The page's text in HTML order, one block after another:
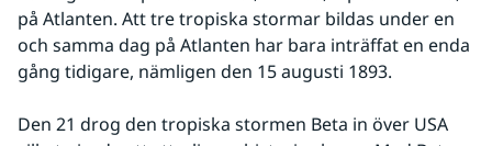
på Atlanten. Att tre tropiska stormar bildas under en
och samma dag på Atlanten har bara inträffat en enda
gång tidigare, nämligen den 15 augusti 1893.
Den 21 drog den tropiska stormen Beta in över USA